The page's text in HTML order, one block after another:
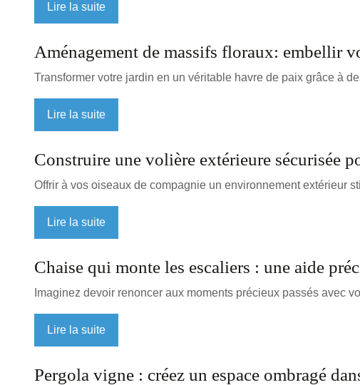
Lire la suite
Aménagement de massifs floraux: embellir
Transformer votre jardin en un véritable havre de paix grâce à
Lire la suite
Construire une volière extérieure sécurisée
Offrir à vos oiseaux de compagnie un environnement extérieur
Lire la suite
Chaise qui monte les escaliers : une aide
Imaginez devoir renoncer aux moments précieux passés avec
Lire la suite
Pergola vigne : créez un espace ombragé